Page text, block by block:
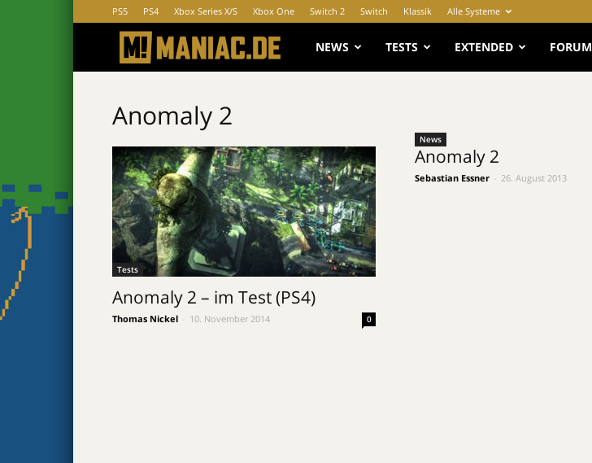
PS5 PS4 Xbox Series X/S Xbox One Switch 2 Switch Klassik Alle Systeme
MANIAC.de
NEWS TESTS EXTENDED FORUM
Anomaly 2
Tests
Anomaly 2 – im Test (PS4)
Thomas Nickel 10. November 2014 0
News
Anomaly 2
Sebastian Essner 26. August 2013